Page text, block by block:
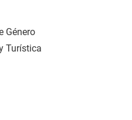
Género
Turística